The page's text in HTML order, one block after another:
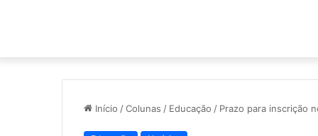
Início /Colunas / Educação / Prazo para inscrição